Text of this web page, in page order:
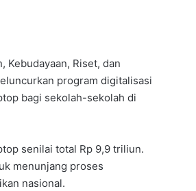
Riset, dan
program digitalisasi
bagi sekolah-sekolah di
senilai total Rp 9,9 triliun.
menunjang proses
nasional.